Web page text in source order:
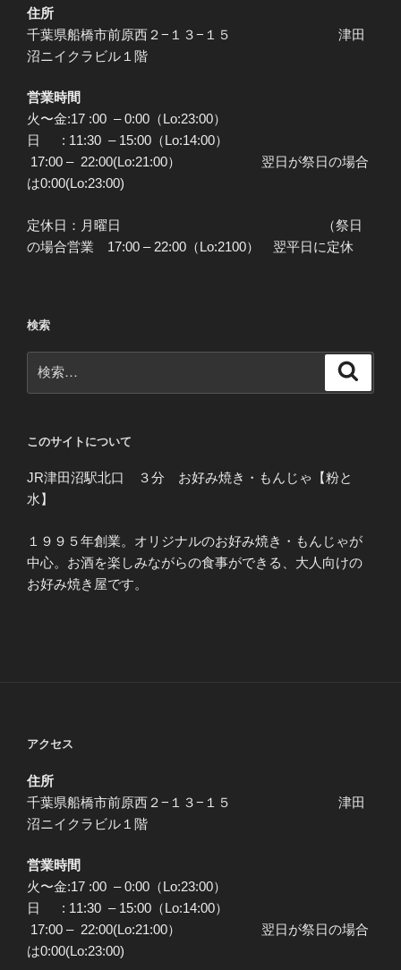
住所
千葉県船橋市前原西２−１３−１５ 津田
沼ニイクラビル１階
営業時間
火〜金:17 :00 – 0:00（Lo:23:00）
日 : 11:30 – 15:00（Lo:14:00）
17:00 – 22:00(Lo:21:00） 翌日が祭日の場合
は0:00(Lo:23:00)
定休日：月曜日 （祭日
の場合営業 17:00 – 22:00（Lo:2100） 翌平日に定休
検索
索:
このサイトについて
JR津田沼駅北口 ３分 お好み焼き・もんじゃ【粉と
水】
１９９５年創業。オリジナルのお好み焼き・もんじゃが
中心。お酒を楽しみながらの食事ができる、大人向けの
お好み焼き屋です。
アクセス
住所
千葉県船橋市前原西２−１３−１５ 津田
沼ニイクラビル１階
営業時間
火〜金:17 :00 – 0:00（Lo:23:00）
日 : 11:30 – 15:00（Lo:14:00）
17:00 – 22:00(Lo:21:00） 翌日が祭日の場合
は0:00(Lo:23:00)